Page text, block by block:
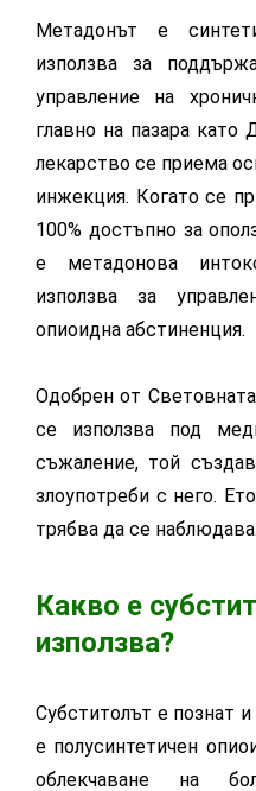
Метадонът е
използва за
управление на
главно на пазара
лекарство се приема
инжекция. Когато се
100% достъпно за
е метадонова
използва за
опиоидна абстиненция.
Одобрен от
се използва под
съжаление, той
злоупотреби с него.
трябва да се наблюдава.
Какво е
използва?
Субститолът е познат
е полусинтетичен
облекчаване на